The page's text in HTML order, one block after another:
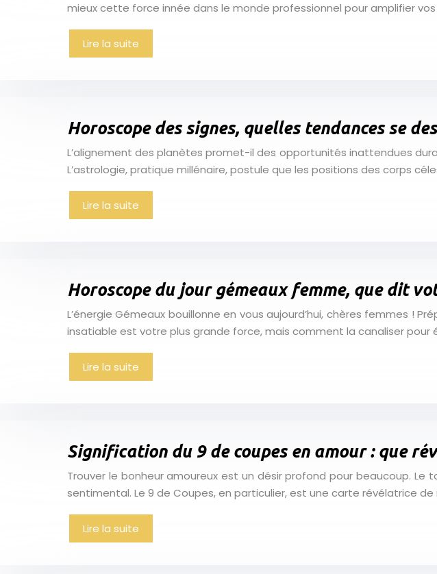
mieux cette force innée dans le monde professionnel pour amplifier
Lire la suite
Horoscope des signes, quelles tendances se
L’alignement des planètes promet-il des opportunités inattendues
L’astrologie, pratique millénaire, postule que les positions des corps
Lire la suite
Horoscope du jour gémeaux femme, que dit
L’énergie Gémeaux bouillonne en vous aujourd’hui, chères femmes !
insatiable est votre plus grande force, mais comment la canaliser pour
Lire la suite
Signification du 9 de coupes en amour : que
Trouver le bonheur amoureux est un désir profond pour beaucoup.
sentimental. Le 9 de Coupes, en particulier, est une carte révélatrice
Lire la suite